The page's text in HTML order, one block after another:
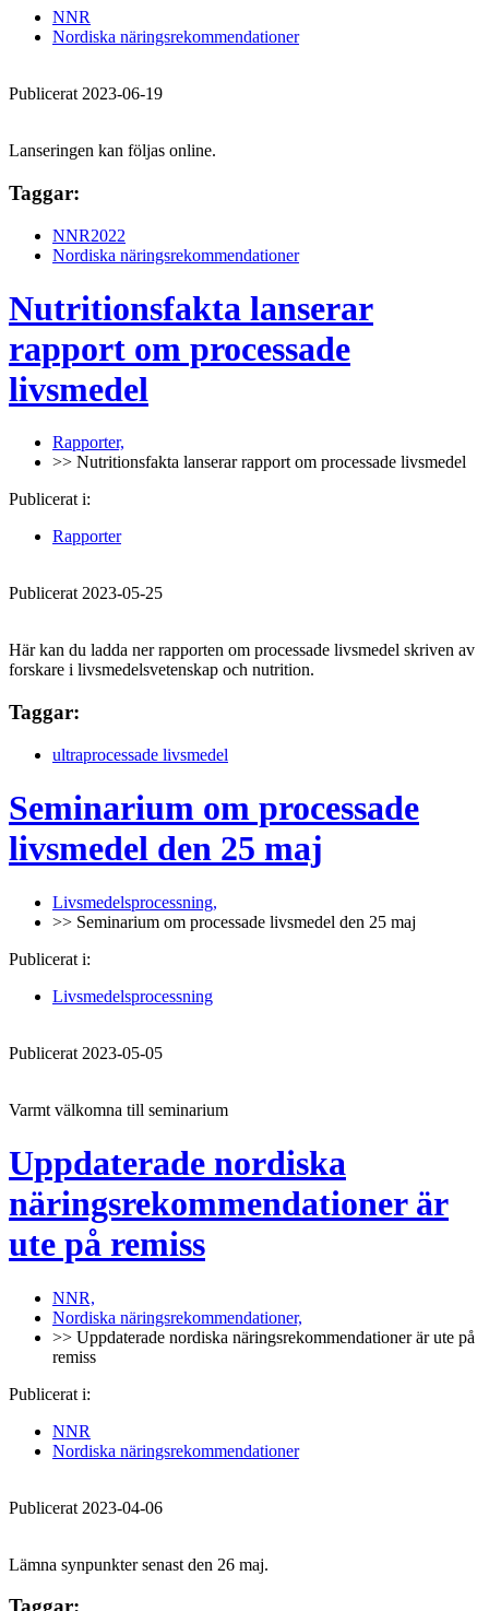
NNR
Nordiska näringsrekommendationer
Publicerat 2023-06-19
Lanseringen kan följas online.
Taggar:
NNR2022
Nordiska näringsrekommendationer
Nutritionsfakta lanserar
rapport om processade
livsmedel
Rapporter,
>> Nutritionsfakta lanserar rapport om processade livsmedel
Publicerat i:
Rapporter
Publicerat 2023-05-25
Här kan du ladda ner rapporten om processade livsmedel skriven av
forskare i livsmedelsvetenskap och nutrition.
Taggar:
ultraprocessade livsmedel
Seminarium om processade
livsmedel den 25 maj
Livsmedelsprocessning,
>> Seminarium om processade livsmedel den 25 maj
Publicerat i:
Livsmedelsprocessning
Publicerat 2023-05-05
Varmt välkomna till seminarium
Uppdaterade nordiska
näringsrekommendationer är
ute på remiss
NNR,
Nordiska näringsrekommendationer,
>> Uppdaterade nordiska näringsrekommendationer är ute på
remiss
Publicerat i:
NNR
Nordiska näringsrekommendationer
Publicerat 2023-04-06
Lämna synpunkter senast den 26 maj.